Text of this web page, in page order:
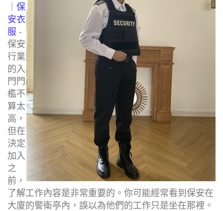
保
安衣
服 -
保安
行業
的入
門門
檻不
算太
高，
但在
決定
加入
之
前，
了解工作內容是非常重要的。你可能經常看到保安在
大廈的警衛亭內，誤以為他們的工作只是坐在那裡。